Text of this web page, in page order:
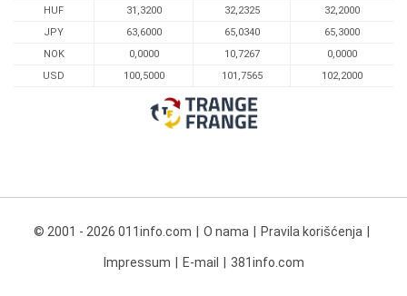
HUF
31,3200 32,2325
32,2000
JPY
63,6000 65,0340
65,3000
NOK
0,0000 10,7267
0,0000
USD
100,5000 101,7565 102,2000
© 2001 - 2026 011info.com O nama Pravila korišćenja
Impressum E-mail 381info.com